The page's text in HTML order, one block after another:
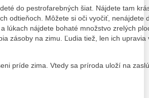
do pestrofarebných šiat. Nájdete tam
odtieňoch. Môžete si oči vyočiť, nenájdete
lúkach nájdete bohaté množstvo zrelých
zásoby na zimu. Ľudia tiež, len ich
príde zima. Vtedy sa príroda uloží na